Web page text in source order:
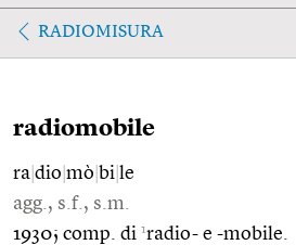
RADIOMISURA
radiomobile
ra dio mò bi le
agg., s.f., s.m.
1930; comp. di 1radio- e -mobile.